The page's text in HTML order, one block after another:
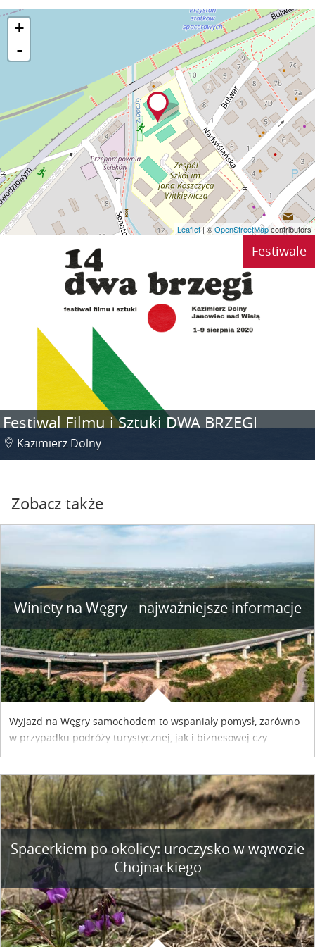
+
-
Leaflet| ©OpenStreetMapcontributors
Festiwale
Festiwal Filmu i Sztuki DWA BRZEGI
Kazimierz Dolny
Zobacz także
Winiety na Węgry - najważniejsze informacje
Wyjazd na Węgry samochodem to wspaniały pomysł, zarówno
w przypadku podróży turystycznej, jak i biznesowej czy
służbowej. Pamiętać tylko trzeba o wykupieniu winiety, co
współpracy reklamowej z Hungary Vignette.
Spacerkiem po okolicy: uroczysko w wąwozie
Chojnackiego